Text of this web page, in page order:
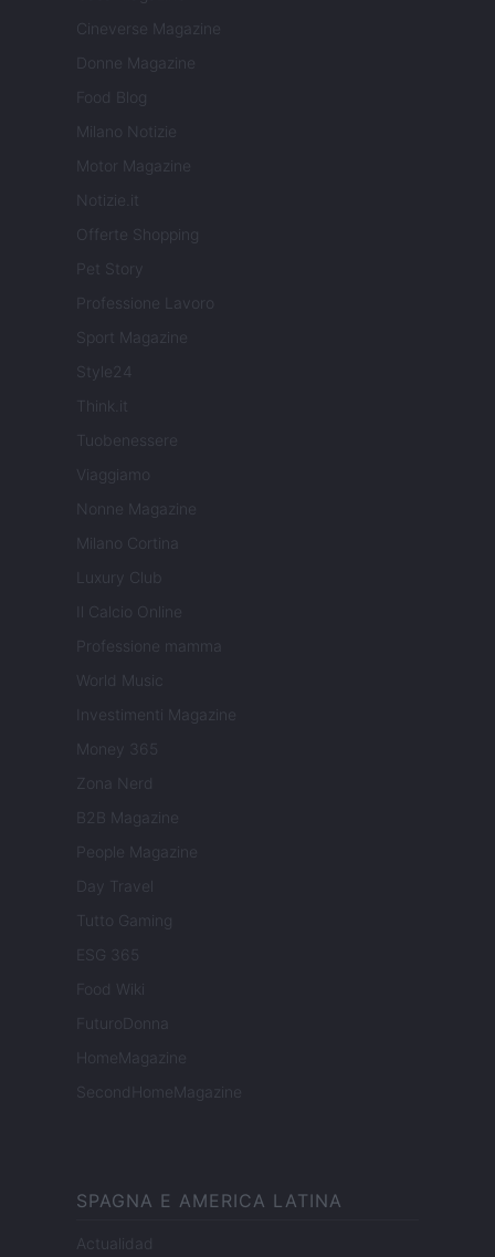
Cineverse Magazine
Donne Magazine
Food Blog
Milano Notizie
Motor Magazine
Notizie.it
Offerte Shopping
Pet Story
Professione Lavoro
Sport Magazine
Style24
Think.it
Tuobenessere
Viaggiamo
Nonne Magazine
Milano Cortina
Luxury Club
Il Calcio Online
Professione mamma
World Music
Investimenti Magazine
Money 365
Zona Nerd
B2B Magazine
People Magazine
Day Travel
Tutto Gaming
ESG 365
Food Wiki
FuturoDonna
HomeMagazine
SecondHomeMagazine
SPAGNA E AMERICA LATINA
Actualidad